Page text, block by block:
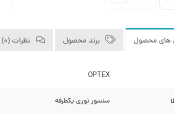
های محصول برند محصول نظرات (0)
OPTEX
سنسور نوری یکطرفه